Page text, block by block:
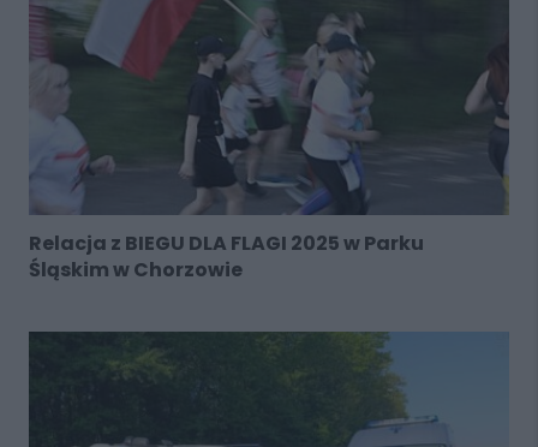
Relacja z BIEGU DLA FLAGI 2025 w Parku
Śląskim w Chorzowie